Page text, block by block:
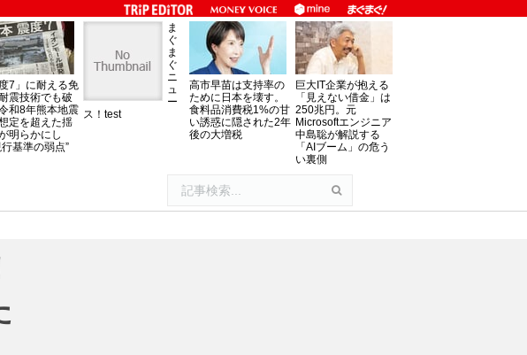
度7」に耐える免
震技術でも破
和8年熊本地震
定を超えた揺
明らかにし
行基準の弱点”
ま
ぐ
ま
ぐ
ニ
ュ
ー
ス！test
高市早苗は支持率の
ために日本を壊す。
食料品消費税1%の甘
い誘惑に隠された2年
後の大増税
巨大IT企業が抱える
「見えない借金」は
250兆円。元
Microsoftエンジニア
中島聡が解説する
「AIブーム」の危う
い裏側